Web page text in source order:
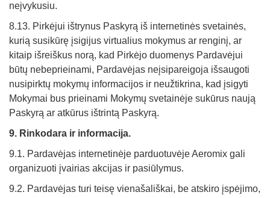
neįvykusiu.
8.13. Pirkėjui ištrynus Paskyrą iš internetinės svetainės,
kurią susikūrę įsigijus virtualius mokymus ar renginį, ar
kitaip išreiškus norą, kad Pirkėjo duomenys Pardavėjui
būtų nebeprieinami, Pardavėjas neįsipareigoja išsaugoti
nusipirktų mokymų informacijos ir neužtikrina, kad įsigyti
Mokymai bus prieinami Mokymų svetainėje sukūrus naują
Paskyrą ar atkūrus ištrintą Paskyrą.
9. Rinkodara ir informacija.
9.1. Pardavėjas internetinėje parduotuvėje Aeromix gali
organizuoti įvairias akcijas ir pasiūlymus.
9.2. Pardavėjas turi teisę vienašališkai, be atskiro įspėjimo,